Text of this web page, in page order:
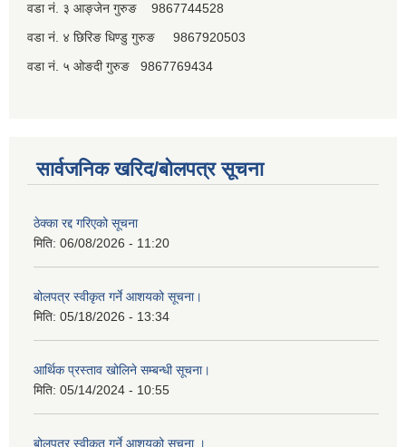
वडा नं. ३ आङ्जेन गुरुङ 9867744528
वडा नं. ४ छिरिङ धिण्डु गुरुङ 9867920503
वडा नं. ५ ओङदी गुरुङ 9867769434
सार्वजनिक खरिद/बोलपत्र सूचना
ठेक्का रद्द गरिएको सूचना
मिति: 06/08/2026 - 11:20
बोलपत्र स्वीकृत गर्ने आशयको सूचना।
मिति: 05/18/2026 - 13:34
आर्थिक प्रस्ताव खोलिने सम्बन्धी सूचना।
मिति: 05/14/2024 - 10:55
बोलपत्र स्वीकृत गर्ने आशयको सूचना ।